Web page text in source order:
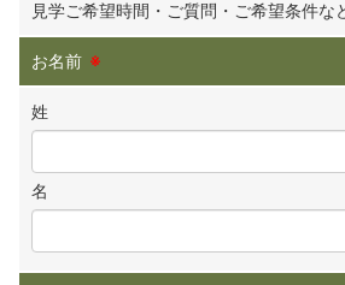
見学ご希望時間・ご質問・ご希望条件
お名前 ※
姓
名